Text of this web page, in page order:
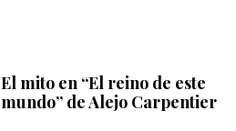
El mito en “El reino de este
mundo” de Alejo Carpentier